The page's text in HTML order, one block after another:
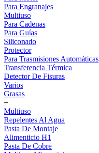
Para Engranajes
Multiuso
Para Cadenas
Para Guías
Siliconado
Protector
Para Trasmisiones Automáticas
Transferencia Térmica
Detector De Fisuras
Varios
Grasas
+
Multiuso
Repelentes Al Agua
Pasta De Montaje
Alimenticio H1
Pasta De Cobre